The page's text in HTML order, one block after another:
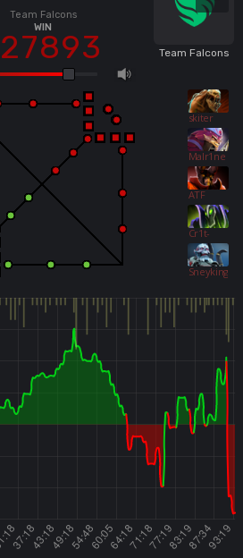
Team Falcons
WIN
27893
skiter
Malr1ne
ATF
Cr1t-
Sneyking
Team Falcons